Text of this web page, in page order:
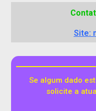
Site:
Se algum dado
solicite a